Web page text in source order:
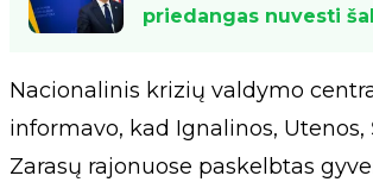
priedangas nuvesti
Nacionalinis krizių valdymo
informavo, kad Ignalinos, Utenos,
Zarasų rajonuose paskelbtas